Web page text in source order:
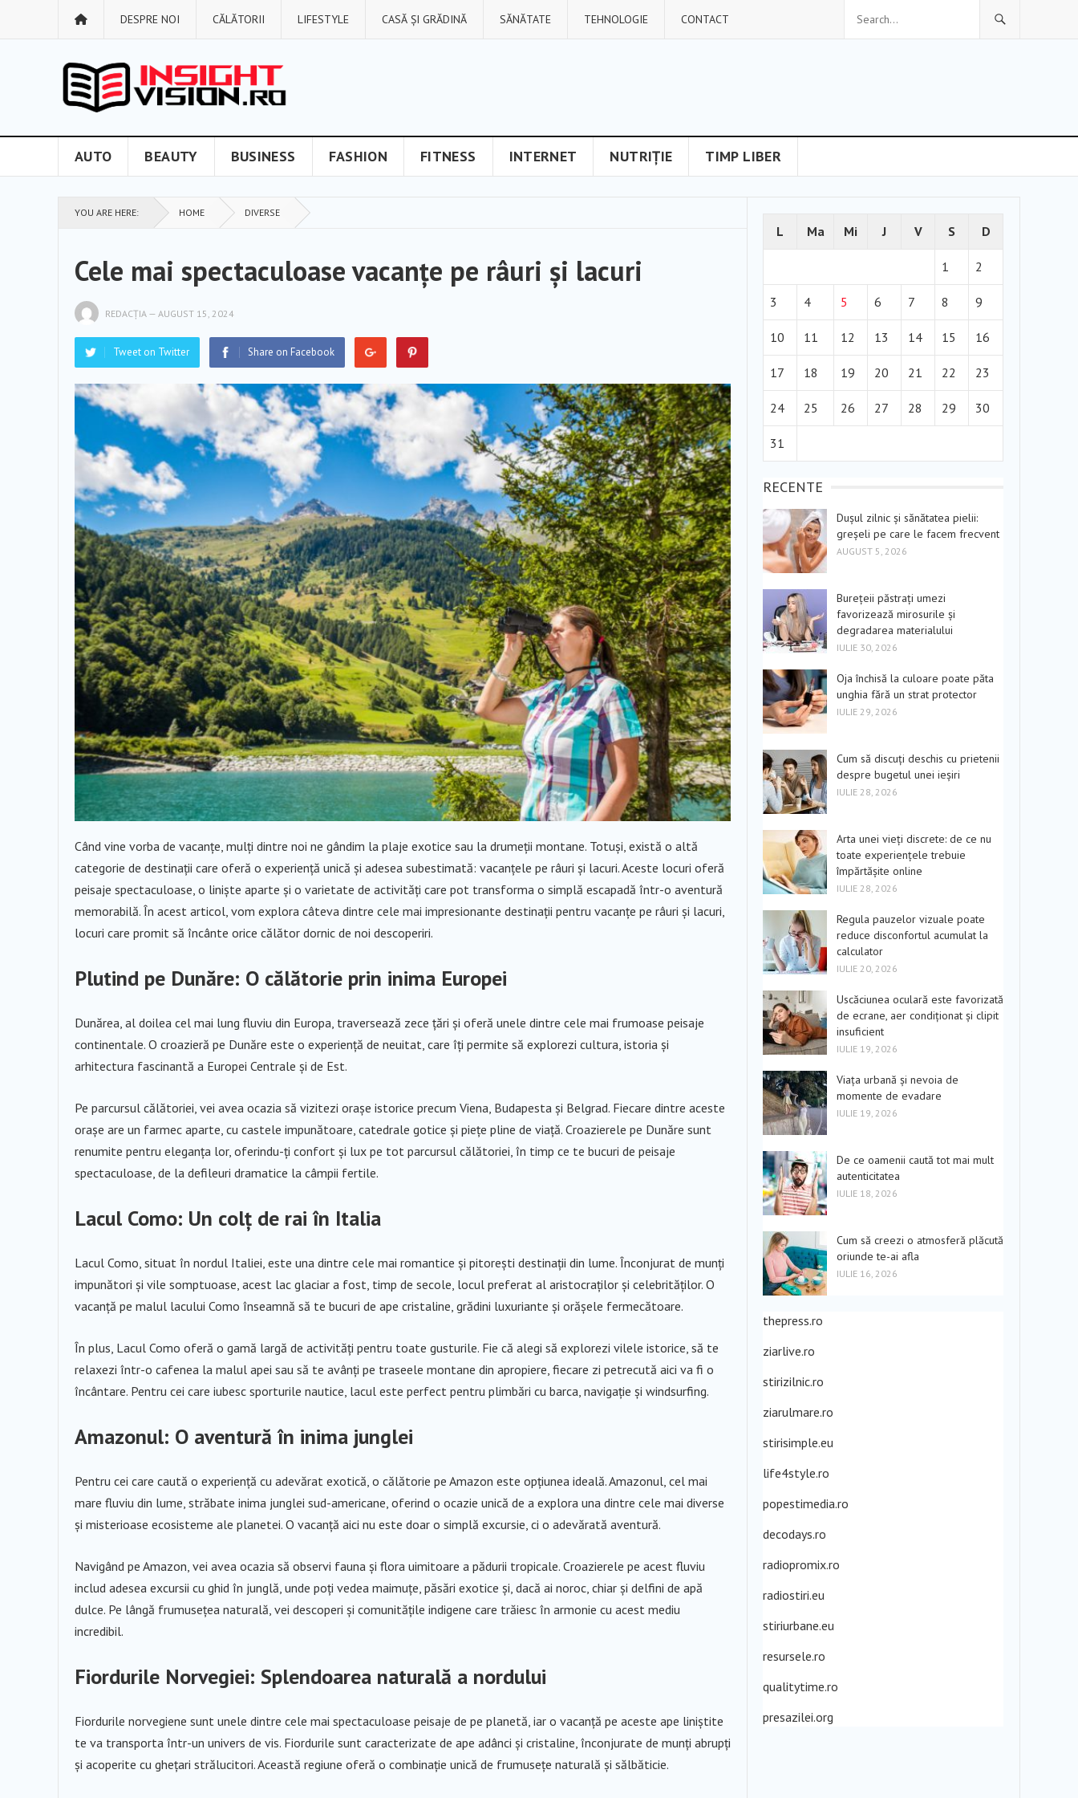
DESPRE NOI CĂLĂTORII LIFESTYLE CASĂ ȘI GRĂDINĂ SĂNĂTATE TEHNOLOGIE CONTACT
AUTO BEAUTY BUSINESS FASHION FITNESS INTERNET NUTRIȚIE TIMP LIBER
YOU ARE HERE: HOME DIVERSE
Cele mai spectaculoase vacanțe pe râuri și lacuri
REDACȚIA — AUGUST 15, 2024
Tweet on Twitter Share on Facebook
Când vine vorba de vacanțe, mulți dintre noi ne gândim la plaje exotice sau la drumeții montane. Totuși, există o altă
categorie de destinații care oferă o experiență unică și adesea subestimată: vacanțele pe râuri și lacuri. Aceste locuri oferă
peisaje spectaculoase, o liniște aparte și o varietate de activități care pot transforma o simplă escapadă într-o aventură
memorabilă. În acest articol, vom explora câteva dintre cele mai impresionante destinații pentru vacanțe pe râuri și lacuri,
locuri care promit să încânte orice călător dornic de noi descoperiri.
Plutind pe Dunăre: O călătorie prin inima Europei
Dunărea, al doilea cel mai lung fluviu din Europa, traversează zece țări și oferă unele dintre cele mai frumoase peisaje
continentale. O croazieră pe Dunăre este o experiență de neuitat, care îți permite să explorezi cultura, istoria și
arhitectura fascinantă a Europei Centrale și de Est.
Pe parcursul călătoriei, vei avea ocazia să vizitezi orașe istorice precum Viena, Budapesta și Belgrad. Fiecare dintre aceste
orașe are un farmec aparte, cu castele impunătoare, catedrale gotice și piețe pline de viață. Croazierele pe Dunăre sunt
renumite pentru eleganța lor, oferindu-ți confort și lux pe tot parcursul călătoriei, în timp ce te bucuri de peisaje
spectaculoase, de la defileuri dramatice la câmpii fertile.
Lacul Como: Un colț de rai în Italia
Lacul Como, situat în nordul Italiei, este una dintre cele mai romantice și pitorești destinații din lume. Înconjurat de munți
impunători și vile somptuoase, acest lac glaciar a fost, timp de secole, locul preferat al aristocraților și celebrităților. O
vacanță pe malul lacului Como înseamnă să te bucuri de ape cristaline, grădini luxuriante și orășele fermecătoare.
În plus, Lacul Como oferă o gamă largă de activități pentru toate gusturile. Fie că alegi să explorezi vilele istorice, să te
relaxezi într-o cafenea la malul apei sau să te avânți pe traseele montane din apropiere, fiecare zi petrecută aici va fi o
încântare. Pentru cei care iubesc sporturile nautice, lacul este perfect pentru plimbări cu barca, navigație și windsurfing.
Amazonul: O aventură în inima junglei
Pentru cei care caută o experiență cu adevărat exotică, o călătorie pe Amazon este opțiunea ideală. Amazonul, cel mai
mare fluviu din lume, străbate inima junglei sud-americane, oferind o ocazie unică de a explora una dintre cele mai diverse
și misterioase ecosisteme ale planetei. O vacanță aici nu este doar o simplă excursie, ci o adevărată aventură.
Navigând pe Amazon, vei avea ocazia să observi fauna și flora uimitoare a pădurii tropicale. Croazierele pe acest fluviu
includ adesea excursii cu ghid în junglă, unde poți vedea maimuțe, păsări exotice și, dacă ai noroc, chiar și delfini de apă
dulce. Pe lângă frumusețea naturală, vei descoperi și comunitățile indigene care trăiesc în armonie cu acest mediu
incredibil.
Fiordurile Norvegiei: Splendoarea naturală a nordului
Fiordurile norvegiene sunt unele dintre cele mai spectaculoase peisaje de pe planetă, iar o vacanță pe aceste ape liniștite
te va transporta într-un univers de vis. Fiordurile sunt caracterizate de ape adânci și cristaline, înconjurate de munți abrupți
și acoperite cu ghețari strălucitori. Această regiune oferă o combinație unică de frumusețe naturală și sălbăticie.
L Ma Mi J V S D
1 2
3 4 5 6 7 8 9
10 11 12 13 14 15 16
17 18 19 20 21 22 23
24 25 26 27 28 29 30
31
RECENTE
Dușul zilnic și sănătatea pielii:
greșeli pe care le facem frecvent
AUGUST 5, 2026
Burețeii păstrați umezi
favorizează mirosurile și
degradarea materialului
IULIE 30, 2026
Oja închisă la culoare poate păta
unghia fără un strat protector
IULIE 29, 2026
Cum să discuți deschis cu prietenii
despre bugetul unei ieșiri
IULIE 28, 2026
Arta unei vieți discrete: de ce nu
toate experiențele trebuie
împărtășite online
IULIE 28, 2026
Regula pauzelor vizuale poate
reduce disconfortul acumulat la
calculator
IULIE 20, 2026
Uscăciunea oculară este favorizată
de ecrane, aer condiționat și clipit
insuficient
IULIE 19, 2026
Viața urbană și nevoia de
momente de evadare
IULIE 19, 2026
De ce oamenii caută tot mai mult
autenticitatea
IULIE 18, 2026
Cum să creezi o atmosferă plăcută
oriunde te-ai afla
IULIE 16, 2026
thepress.ro
ziarlive.ro
stirizilnic.ro
ziarulmare.ro
stirisimple.eu
life4style.ro
popestimedia.ro
decodays.ro
radiopromix.ro
radiostiri.eu
stiriurbane.eu
resursele.ro
qualitytime.ro
presazilei.org